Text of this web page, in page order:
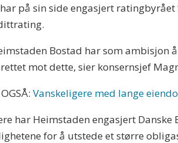
på sin side engasjert
Bostad har som ambisjon
mot dette, sier konsernsjef
Vanskeligere med lange
har Heimstaden engasjert Danske
for å utstede et større